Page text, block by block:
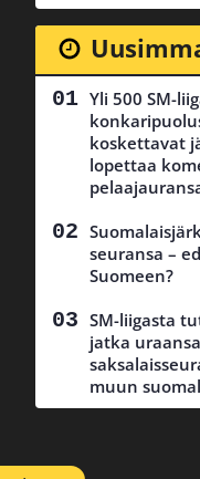
Yli 500 SM-
koskettavat
lopettaa
seuransa –
Suomeen?
SM-liigasta
jatka uraansa
muun